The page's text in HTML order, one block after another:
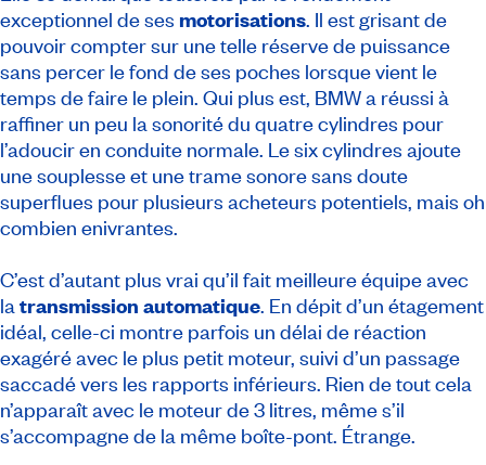
exceptionnel de ses motorisations. Il est grisant de
pouvoir compter sur une telle réserve de puissance
sans percer le fond de ses poches lorsque vient le
temps de faire le plein. Qui plus est, BMW a réussi à
raffiner un peu la sonorité du quatre cylindres pour
l’adoucir en conduite normale. Le six cylindres ajoute
une souplesse et une trame sonore sans doute
superflues pour plusieurs acheteurs potentiels, mais oh
combien enivrantes.
C’est d’autant plus vrai qu’il fait meilleure équipe avec
la transmission automatique. En dépit d’un étagement
idéal, celle-ci montre parfois un délai de réaction
exagéré avec le plus petit moteur, suivi d’un passage
saccadé vers les rapports inférieurs. Rien de tout cela
n’apparaît avec le moteur de 3 litres, même s’il
s’accompagne de la même boîte-pont. Étrange.